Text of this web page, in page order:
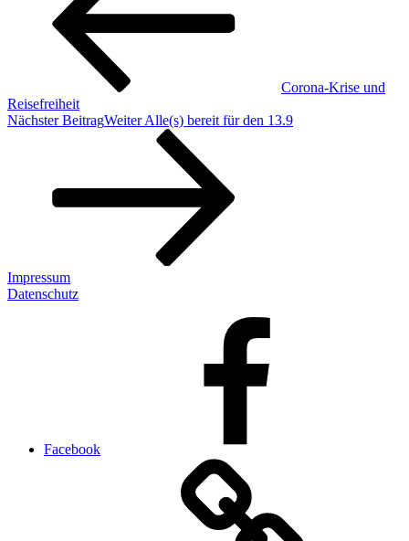
Corona-Krise und
Reisefreiheit
Nächster BeitragWeiter Alle(s) bereit für den 13.9
Impressum
Datenschutz
Facebook